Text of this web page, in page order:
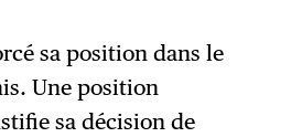
sa position dans le
Une position
sa décision de